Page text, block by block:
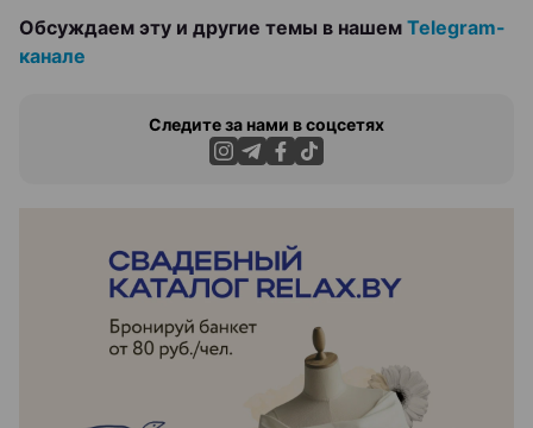
Обсуждаем эту и другие темы в нашем Telegram-
канале
Следите за нами в соцсетях
ЭФФЕКТИВНАЯ РЕКЛАМА НА САЙТЕ